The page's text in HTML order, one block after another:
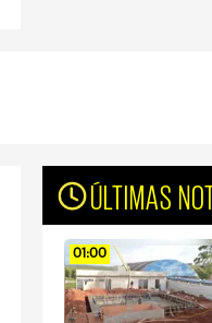
ÚLTIMAS
01:00